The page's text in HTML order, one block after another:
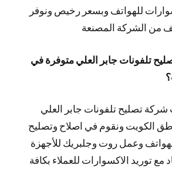
للهواتف وبسعر رخيص ونوفر
من الشركة المصنعة
تلفونات جابر العلي متوفرة في
تصليح تلفونات جابر العلي
الكويت ونقوم في اصلاح وتصليح
وعمل روت وجلبريك للأجهزة
مع توريد الاكسوارات للعملاء بكافة